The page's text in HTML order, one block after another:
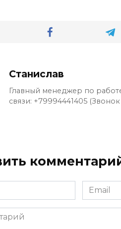
Станислав
Главный менеджер по
связи: +79994441405
Email
*